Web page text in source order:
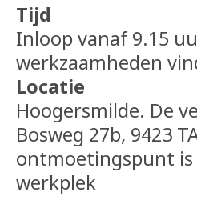
Tijd
Inloop vanaf 9.15
werkzaamheden
Locatie
Hoogersmilde. De
Bosweg 27b, 9423
ontmoetingspunt is
werkplek